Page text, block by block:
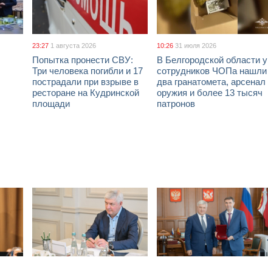
23:27 1 августа 2026
Попытка пронести СВУ:
Три человека погибли и 17
пострадали при взрыве в
ресторане на Кудринской
площади
10:26 31 июля 2026
В Белгородской области у
сотрудников ЧОПа нашли
два гранатомета, арсенал
оружия и более 13 тысяч
патронов